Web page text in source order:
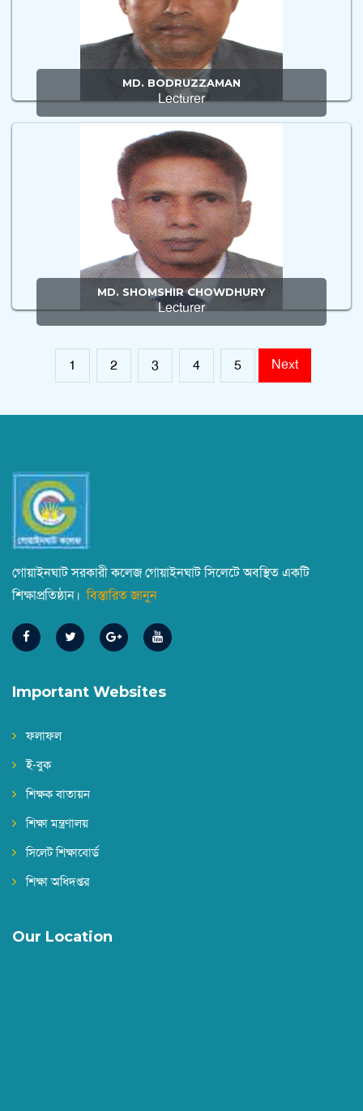
MD. BODRUZZAMAN
Lecturer
MD. SHOMSHIR CHOWDHURY
Lecturer
1 2 3 4 5 Next
গোয়াইনঘাট সরকারী কলেজ গোয়াইনঘাট সিলেটে অবস্থিত একটি
শিক্ষাপ্রতিষ্ঠান। বিস্তারিত জানুন
Important Websites
ফলাফল
ই-বুক
শিক্ষক বাতায়ন
শিক্ষা মন্ত্রণালয়
সিলেট শিক্ষাবোর্ড
শিক্ষা অধিদপ্তর
Our Location